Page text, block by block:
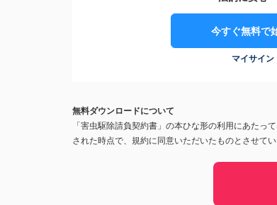
今すぐ無料で
マイサイ
無料ダウンロードについて
「害虫駆除請負契約書」の本ひな形の利用にあたっ
された時点で、規約に同意いただいたものとさせてい